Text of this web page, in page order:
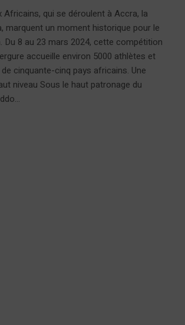
Africains, qui se déroulent à Accra, la
marquent un moment historique pour le
Du 8 au 23 mars 2024, cette compétition
accueille environ 5000 athlètes et
cinquante-cinq pays africains. Une
niveau Sous le haut patronage du